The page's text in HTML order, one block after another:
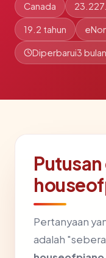
Canada
19.2 tahun
Diperbarui3
Pertanyaan
adalah